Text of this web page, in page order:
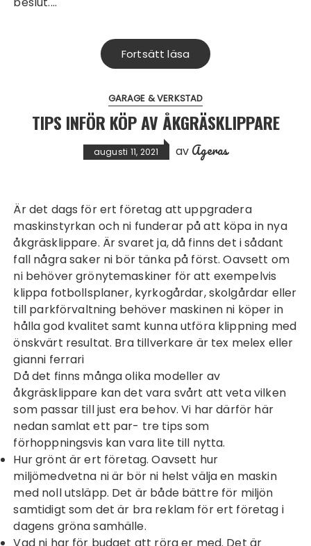
Fortsätt läsa
GARAGE & VERKSTAD
TIPS INFÖR KÖP AV ÅKGRÄSKLIPPARE
augusti 11, 2021 av Ageras
Är det dags för ert företag att uppgradera
maskinstyrkan och ni funderar på att köpa in nya
åkgräsklippare. Är svaret ja, då finns det i sådant
fall några saker ni bör tänka på först. Oavsett om
ni behöver grönytemaskiner för att exempelvis
klippa fotbollsplaner, kyrkogårdar, skolgårdar eller
till parkförvaltning behöver maskinen ni köper in
hålla god kvalitet samt kunna utföra klippning med
önskvärt resultat. Bra tillverkare är tex melex eller
gianni ferrari
Då det finns många olika modeller av
åkgräsklippare kan det vara svårt att veta vilken
som passar till just era behov. Vi har därför här
nedan samlat ett par- tre tips som
förhoppningsvis kan vara lite till nytta.
Hur grönt är ert företag. Oavsett hur
miljömedvetna ni är bör ni helst välja en maskin
med noll utsläpp. Det är både bättre för miljön
samtidigt som det är bra reklam för ert företag i
dagens gröna samhälle.